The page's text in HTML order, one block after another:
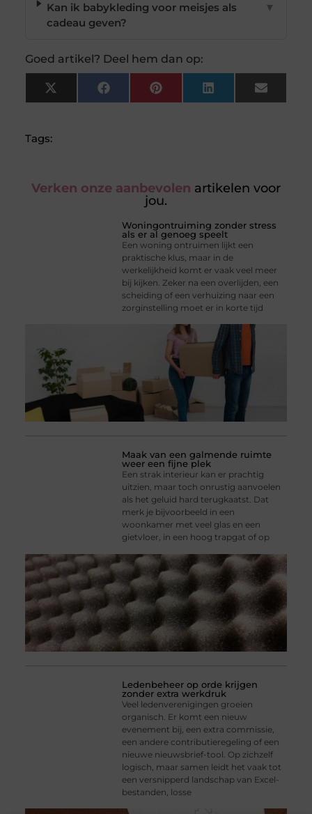
Kan ik babykleding voor meisjes als
cadeau geven?
▼
Goed artikel? Deel hem dan op:
X
(Twitter)
FacebookPinterest LinkedIn Email
Tags:
Verken onze aanbevolen artikelen voor
jou.
Woningontruiming zonder stress
als er al genoeg speelt
Een woning ontruimen lijkt een
praktische klus, maar in de
werkelijkheid komt er vaak veel meer
bij kijken. Zeker na een overlijden, een
scheiding of een verhuizing naar een
zorginstelling moet er in korte tijd
Maak van een galmende ruimte
weer een fijne plek
Een strak interieur kan er prachtig
uitzien, maar toch onrustig aanvoelen
als het geluid hard terugkaatst. Dat
merk je bijvoorbeeld in een
woonkamer met veel glas en een
gietvloer, in een hoog trapgat of op
Ledenbeheer op orde krijgen
zonder extra werkdruk
Veel ledenverenigingen groeien
organisch. Er komt een nieuw
evenement bij, een extra commissie,
een andere contributieregeling of een
nieuwe nieuwsbrief-tool. Op zichzelf
logisch, maar samen leidt het vaak tot
een versnipperd landschap van Excel-
bestanden, losse